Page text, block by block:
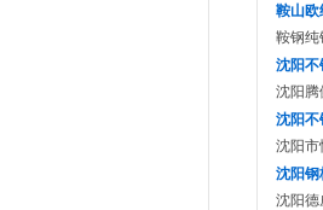
鞍山欧
鞍钢纯
沈阳不
沈阳腾
沈阳不
沈阳市
沈阳钢
沈阳德